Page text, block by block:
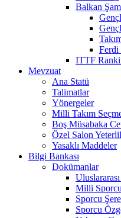
Balkan
Ferdi
ITTF
Mevzuat
Ana Statü
Talimatlar
Yönergeler
Milli Takım
Boş Müsabaka
Özel Salon
Yasaklı Maddeler
Bilgi Bankası
Dokümanlar
Milli
Sporcu
Sporcu